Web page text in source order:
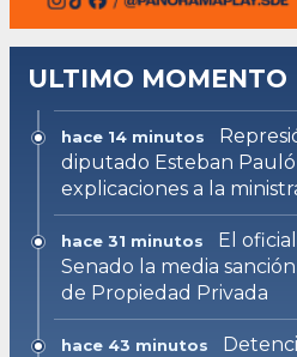
ULTIMO MOMENTO
hace 14 minutos
diputado Esteban
explicaciones a la
hace 31 minutos
El
Senado la media
de Propiedad Privada
hace 43 minutos